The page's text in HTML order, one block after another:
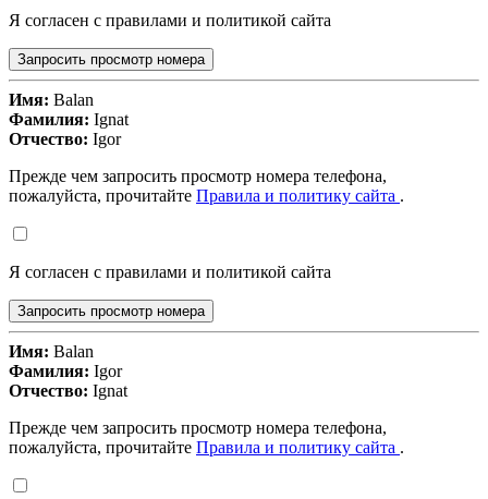
Я согласен с правилами и политикой сайта
Запросить просмотр номера
Имя: Balan
Фамилия: Ignat
Отчество: Igor
Прежде чем запросить просмотр номера телефона,
пожалуйста, прочитайте Правила и политику сайта .
Я согласен с правилами и политикой сайта
Запросить просмотр номера
Имя: Balan
Фамилия: Igor
Отчество: Ignat
Прежде чем запросить просмотр номера телефона,
пожалуйста, прочитайте Правила и политику сайта .